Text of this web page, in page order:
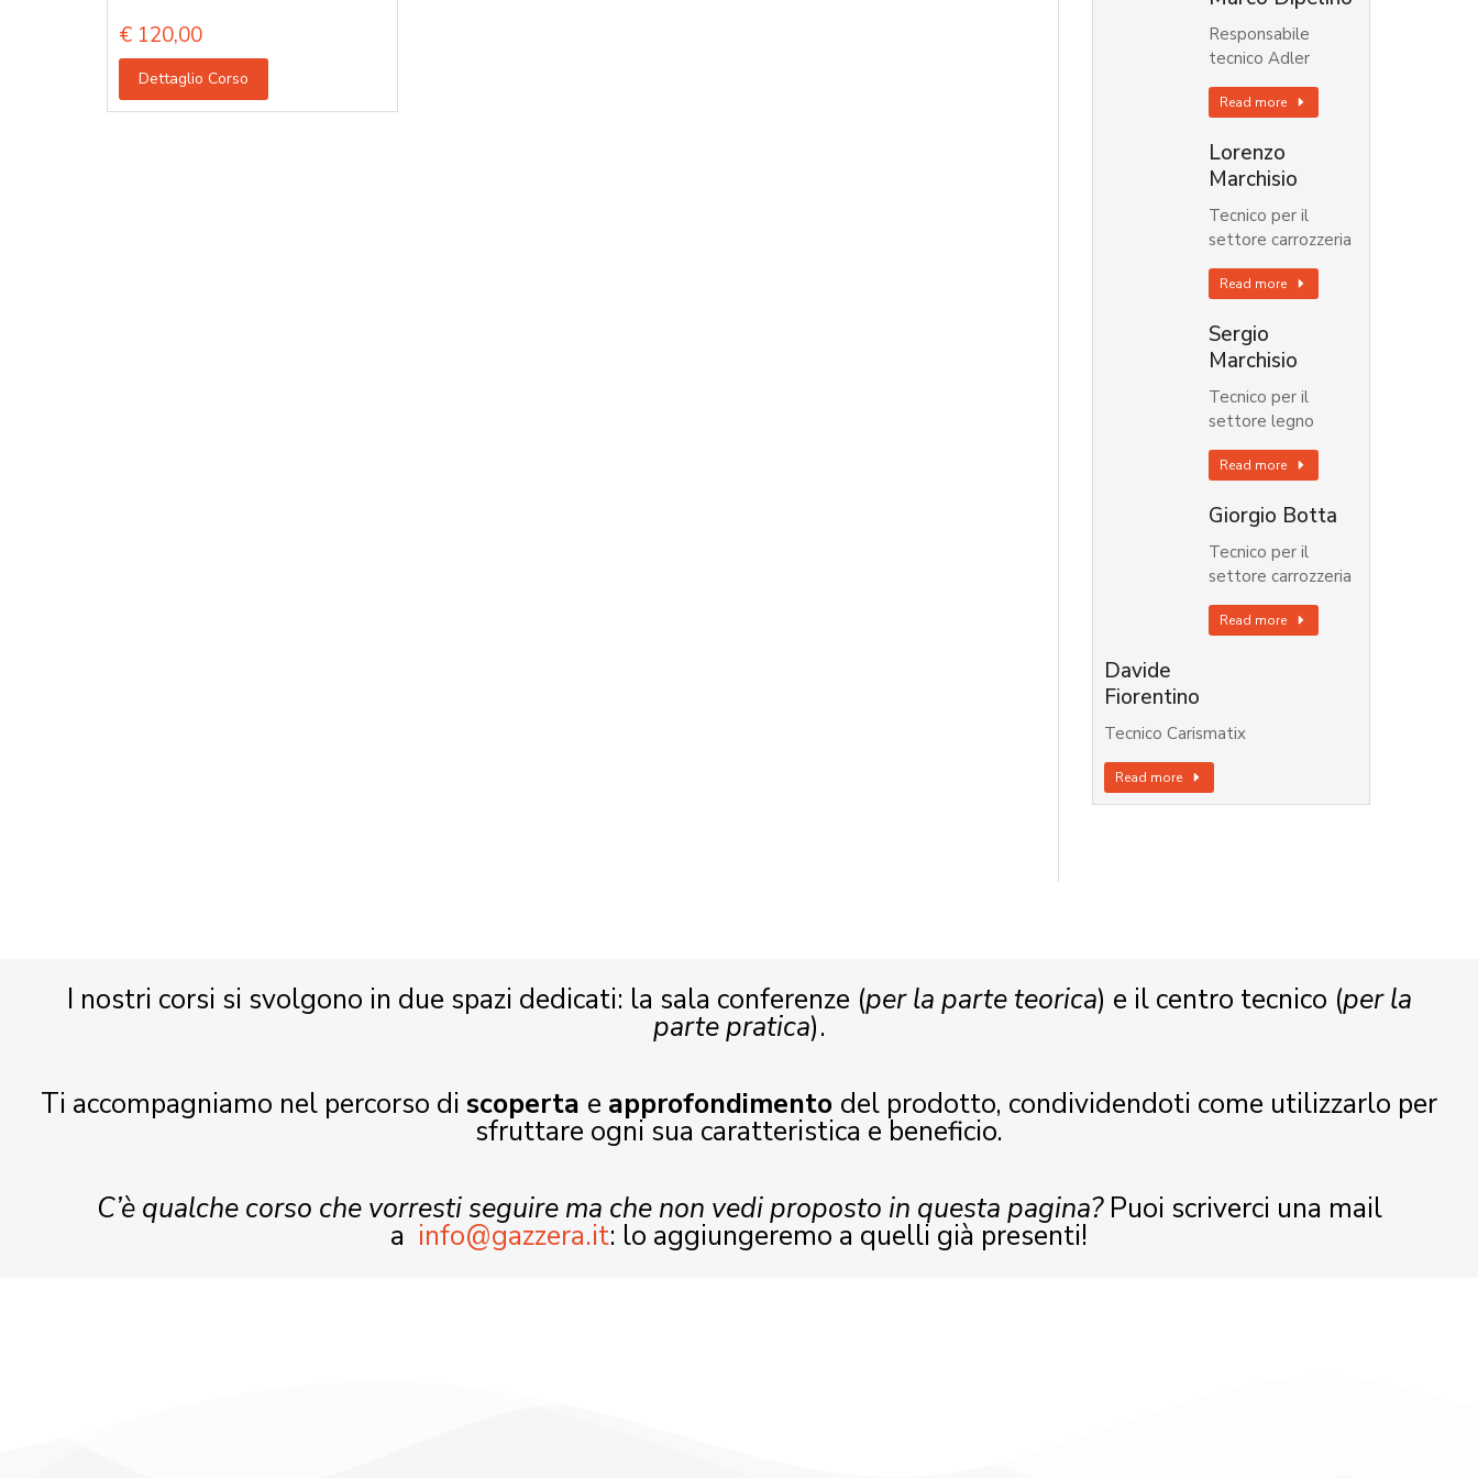
€ 120,00
Dettaglio Corso
Responsabile
tecnico Adler
Read more
Lorenzo
Marchisio
Tecnico per il
settore carrozzeria
Read more
Sergio
Marchisio
Tecnico per il
settore legno
Read more
Giorgio Botta
Tecnico per il
settore carrozzeria
Read more
Davide
Fiorentino
Tecnico Carismatix
Read more
I nostri corsi si svolgono in due spazi dedicati: la sala conferenze (per la parte teorica) e il centro tecnico (per la
parte pratica).
Ti accompagniamo nel percorso di scoperta e approfondimento del prodotto, condividendoti come utilizzarlo per
sfruttare ogni sua caratteristica e beneficio.
C’è qualche corso che vorresti seguire ma che non vedi proposto in questa pagina?Puoi scriverci una mail
a info@gazzera.it: lo aggiungeremo a quelli già presenti!